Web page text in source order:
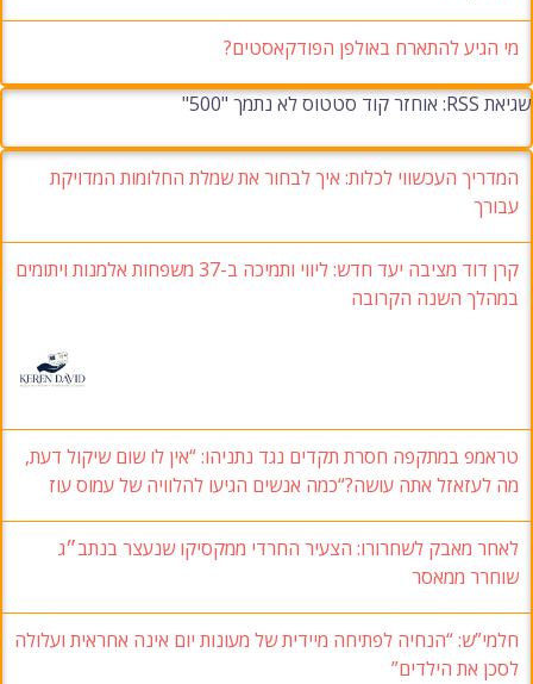
מי הגיע להתארח באולפן הפודקאסטים?
שגיאת RSS: אוחזר קוד סטטוס לא נתמך "500"
המדריך העכשווי לכלות: איך לבחור את שמלת החלומות המדויקת
עבורך
קרן דוד מציבה יעד חדש: ליווי ותמיכה ב-37 משפחות אלמנות ויתומים
במהלך השנה הקרובה
טראמפ במתקפה חסרת תקדים נגד נתניהו: “אין לו שום שיקול דעת,
מה לעזאזל אתה עושה?“כמה אנשים הגיעו להלוויה של עמוס עוז
לאחר מאבק לשחרורו: הצעיר החרדי ממקסיקו שנעצר בנתב״ג
שוחרר ממאסר
חלמי”ש: “הנחיה לפתיחה מיידית של מעונות יום אינה אחראית ועלולה
לסכן את הילדים”